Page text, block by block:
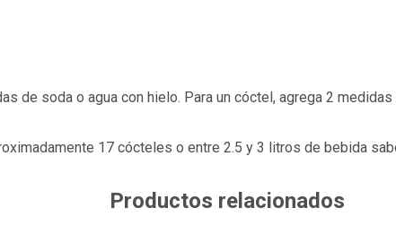
de soda o agua con hielo. Para un cóctel, agrega 2
17 cócteles o entre 2.5 y 3 litros de bebida
Productos relacionados